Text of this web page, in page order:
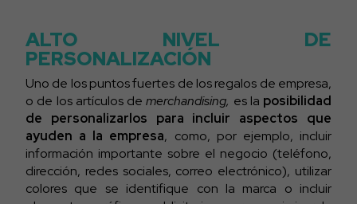
ALTO NIVEL DE
PERSONALIZACIÓN
Uno de los puntos fuertes de los regalos de empresa,
o de los artículos demerchandising, es la posibilidad
de personalizarlos para incluir aspectos que
ayuden a la empresa, como, por ejemplo, incluir
información importante sobre el negocio (teléfono,
dirección, redes sociales, correo electrónico), utilizar
colores que se identifique con la marca o incluir